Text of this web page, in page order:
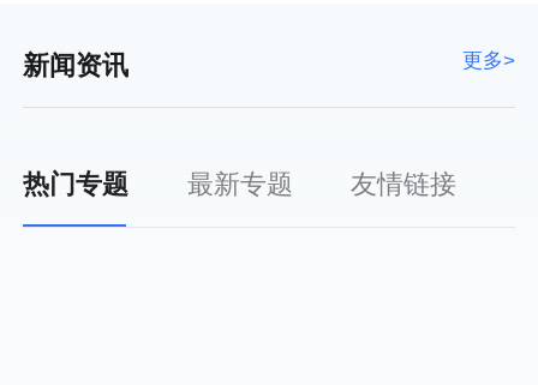
新闻资讯 更多>
热门专题 最新专题 友情链接